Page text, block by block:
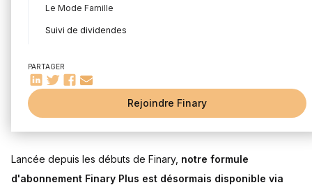
Le Mode Famille
Suivi de dividendes
Calcul de vos performances
Découvrez votre profil investisseur
Devenez membre du Club Finary Plus
PARTAGER
Rejoindre Finary
Notre offre premium vient de débarquer sur l'App avec des
fonctionnalités exclusives. Voici tout ce que vous devez savoir
Lancée depuis les débuts de Finary, notre formule
d'abonnement Finary Plus est désormais disponible via